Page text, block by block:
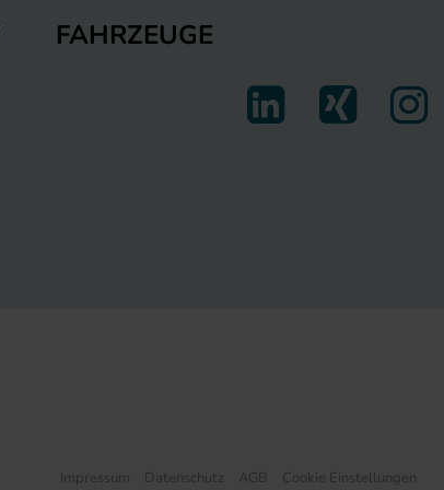
FAHRZEUGE
Impressum Datenschutz AGB Cookie Einstellungen